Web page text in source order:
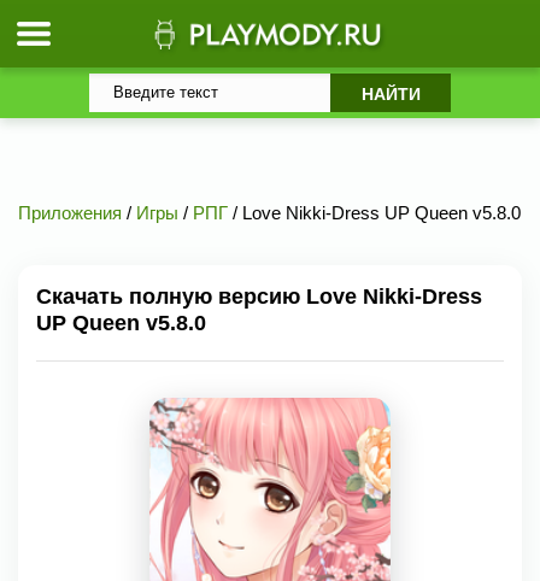
Приложения / Игры / РПГ / Love Nikki-Dress UP Queen v5.8.0
Скачать полную версию Love Nikki-Dress
UP Queen v5.8.0